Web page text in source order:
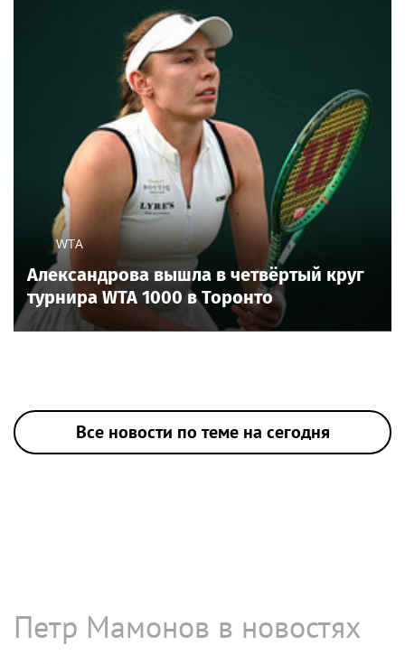
WTA
Александрова вышла в четвёртый круг
турнира WTA 1000 в Торонто
Все новости по теме на сегодня
Петр Мамонов в новостях